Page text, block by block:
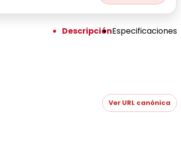
DescripciónEspecificaciones
Ver URL canónica